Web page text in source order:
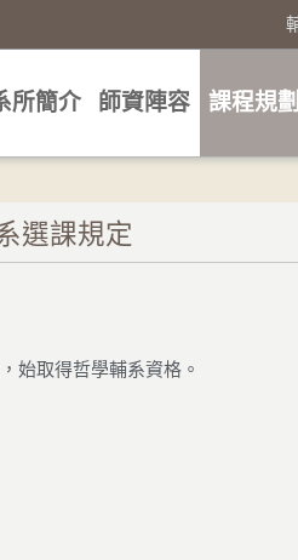
所簡介 師資陣容 課程規劃
選課規定
始取得哲學輔系資格。